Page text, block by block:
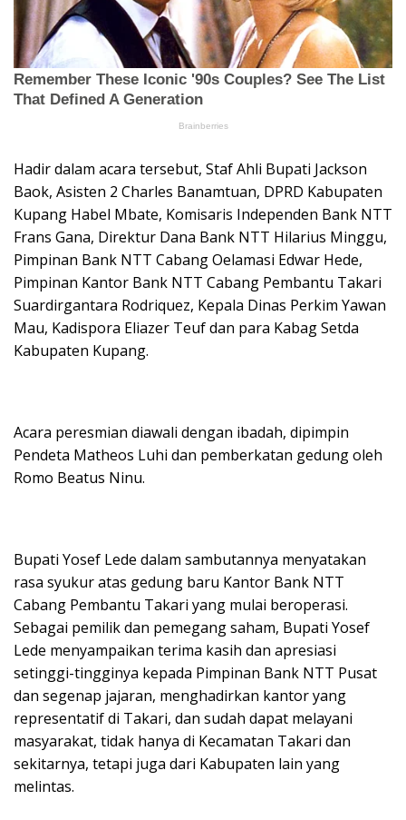
Hadir dalam acara tersebut, Staf Ahli Bupati Jackson
Baok, Asisten 2 Charles Banamtuan, DPRD Kabupaten
Kupang Habel Mbate, Komisaris Independen Bank NTT
Frans Gana, Direktur Dana Bank NTT Hilarius Minggu,
Pimpinan Bank NTT Cabang Oelamasi Edwar Hede,
Pimpinan Kantor Bank NTT Cabang Pembantu Takari
Suardirgantara Rodriquez, Kepala Dinas Perkim Yawan
Mau, Kadispora Eliazer Teuf dan para Kabag Setda
Kabupaten Kupang.
Acara peresmian diawali dengan ibadah, dipimpin
Pendeta Matheos Luhi dan pemberkatan gedung oleh
Romo Beatus Ninu.
Bupati Yosef Lede dalam sambutannya menyatakan
rasa syukur atas gedung baru Kantor Bank NTT
Cabang Pembantu Takari yang mulai beroperasi.
Sebagai pemilik dan pemegang saham, Bupati Yosef
Lede menyampaikan terima kasih dan apresiasi
setinggi-tingginya kepada Pimpinan Bank NTT Pusat
dan segenap jajaran, menghadirkan kantor yang
representatif di Takari, dan sudah dapat melayani
masyarakat, tidak hanya di Kecamatan Takari dan
sekitarnya, tetapi juga dari Kabupaten lain yang
melintas.